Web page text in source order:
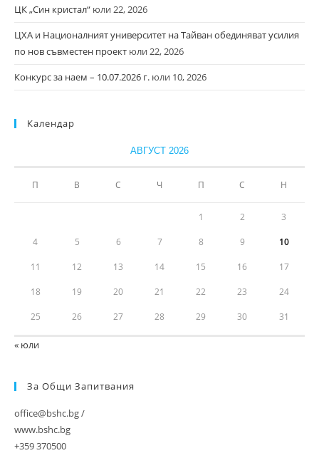
ЦК „Син кристал“ юли 22, 2026
ЦХА и Националният университет на Тайван обединяват усилия
по нов съвместен проект юли 22, 2026
Конкурс за наем – 10.07.2026 г. юли 10, 2026
Календар
АВГУСТ 2026
П В С Ч П С Н
1 2 3
4 5 6 7 8 9 10
11 12 13 14 15 16 17
18 19 20 21 22 23 24
25 26 27 28 29 30 31
« юли
За Общи Запитвания
office@bshc.bg /
www.bshc.bg
+359 370500